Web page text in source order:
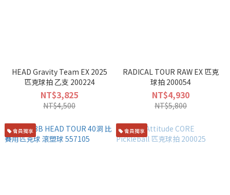
HEAD Gravity Team EX 2025
匹克球拍 乙支 200224
NT$3,825
NT$4,500
RADICAL TOUR RAW EX 匹克
球拍 200054
NT$4,930
NT$5,800
會員獨享 會員獨享